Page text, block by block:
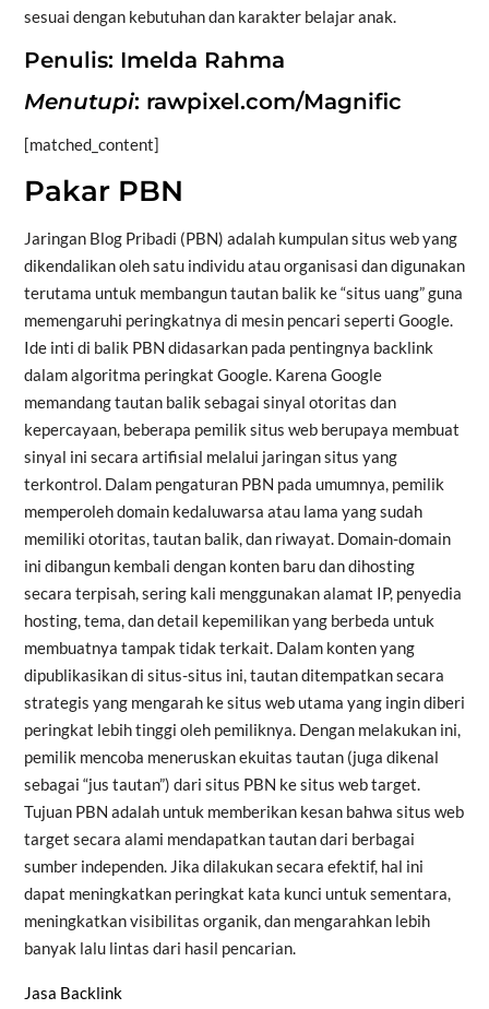
sesuai dengan kebutuhan dan karakter belajar anak.
Penulis: Imelda Rahma
Menutupi: rawpixel.com/Magnific
[matched_content]
Pakar PBN
Jaringan Blog Pribadi (PBN) adalah kumpulan situs web yang
dikendalikan oleh satu individu atau organisasi dan digunakan
terutama untuk membangun tautan balik ke “situs uang” guna
memengaruhi peringkatnya di mesin pencari seperti Google.
Ide inti di balik PBN didasarkan pada pentingnya backlink
dalam algoritma peringkat Google. Karena Google
memandang tautan balik sebagai sinyal otoritas dan
kepercayaan, beberapa pemilik situs web berupaya membuat
sinyal ini secara artifisial melalui jaringan situs yang
terkontrol. Dalam pengaturan PBN pada umumnya, pemilik
memperoleh domain kedaluwarsa atau lama yang sudah
memiliki otoritas, tautan balik, dan riwayat. Domain-domain
ini dibangun kembali dengan konten baru dan dihosting
secara terpisah, sering kali menggunakan alamat IP, penyedia
hosting, tema, dan detail kepemilikan yang berbeda untuk
membuatnya tampak tidak terkait. Dalam konten yang
dipublikasikan di situs-situs ini, tautan ditempatkan secara
strategis yang mengarah ke situs web utama yang ingin diberi
peringkat lebih tinggi oleh pemiliknya. Dengan melakukan ini,
pemilik mencoba meneruskan ekuitas tautan (juga dikenal
sebagai “jus tautan”) dari situs PBN ke situs web target.
Tujuan PBN adalah untuk memberikan kesan bahwa situs web
target secara alami mendapatkan tautan dari berbagai
sumber independen. Jika dilakukan secara efektif, hal ini
dapat meningkatkan peringkat kata kunci untuk sementara,
meningkatkan visibilitas organik, dan mengarahkan lebih
banyak lalu lintas dari hasil pencarian.
Jasa Backlink